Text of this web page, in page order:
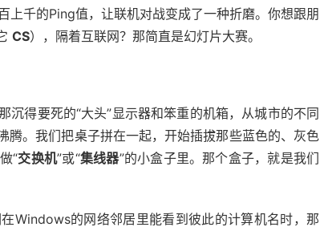
上千的Ping值，让联机对战变成了一种折磨。你想跟朋
CS），隔着互联网？那简直是幻灯片大赛。
得要死的“大头”显示器和笨重的机箱，从城市的不同
。我们把桌子拼在一起，开始插拔那些蓝色的、灰色
“交换机”或“集线器”的小盒子里。那个盒子，就是我们
Windows的网络邻居里能看到彼此的计算机名时，那